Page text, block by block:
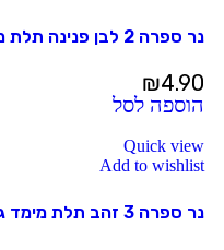
נר ספרה 2 לבן פנינה תלת מימד גדול
₪4.90
הוספה לסל
Quick view
Add to wishlist
נר ספרה 3 זהב תלת מימד גדול